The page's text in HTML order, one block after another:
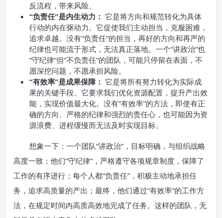
反流程，带来风险。
“负责任”是内生动力： 它是将方向和规范转化为具体
行动的内在驱动力。它促使我们主动担当，克服困难，
追求卓越。没有“负责任”的担当，再好的方向和再严的
纪律也可能流于形式，无法真正落地。一个“讲政治”也
“守纪律”但“不负责任”的团队，可能只停留在表面，不
愿深挖问题，不愿承担风险。
“有效率”是成果保障： 它是将所有努力转化为实际成
果的关键手段。它要求我们优化资源配置，提升产出效
能，实现价值最大化。没有“有效率”的方法，即使有正
确的方向、严格的纪律和强烈的责任心，也可能因为资
源浪费、进程缓慢而无法及时实现目标。
想象一下：一个团队“讲政治”，目标明确，与组织战略
高度一致；他们“守纪律”，严格遵守各项规章制度，保障了
工作的有序进行；每个人都“负责任”，积极主动地承担任
务，追求高质量的产出；最终，他们通过“有效率”的工作方
法，在规定时间内高质高效地完成了任务。这样的团队，无